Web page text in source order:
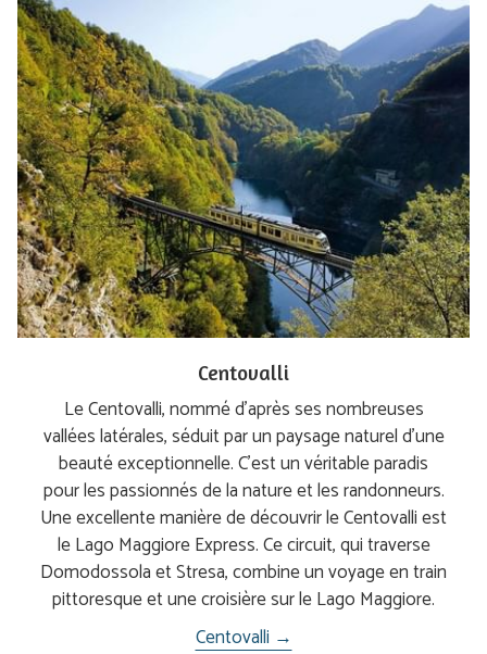
Centovalli
Le Centovalli, nommé d'après ses nombreuses
vallées latérales, séduit par un paysage naturel d'une
beauté exceptionnelle. C'est un véritable paradis
pour les passionnés de la nature et les randonneurs.
Une excellente manière de découvrir le Centovalli est
le Lago Maggiore Express. Ce circuit, qui traverse
Domodossola et Stresa, combine un voyage en train
pittoresque et une croisière sur le Lago Maggiore.
Centovalli →